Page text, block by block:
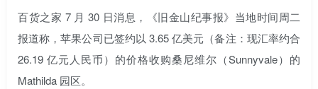
百货之家 7 月 30 日消息，《旧金山纪事报》当地时间周二
报道称，苹果公司已签约以 3.65 亿美元（备注：现汇率约合
26.19 亿元人民币）的价格收购桑尼维尔（Sunnyvale）的
Mathilda 园区。